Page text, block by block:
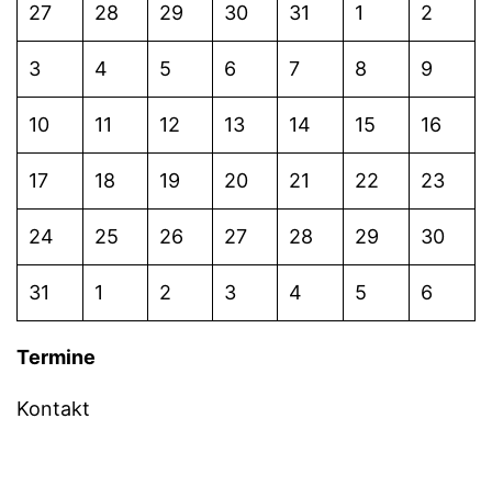
27 28 29 30 31 1 2
3 4 5 6 7 8 9
10 11 12 13 14 15 16
17 18 19 20 21 22 23
24 25 26 27 28 29 30
31 1 2 3 4 5 6
Termine
Kontakt